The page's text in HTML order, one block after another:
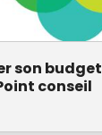
son budget
conseil